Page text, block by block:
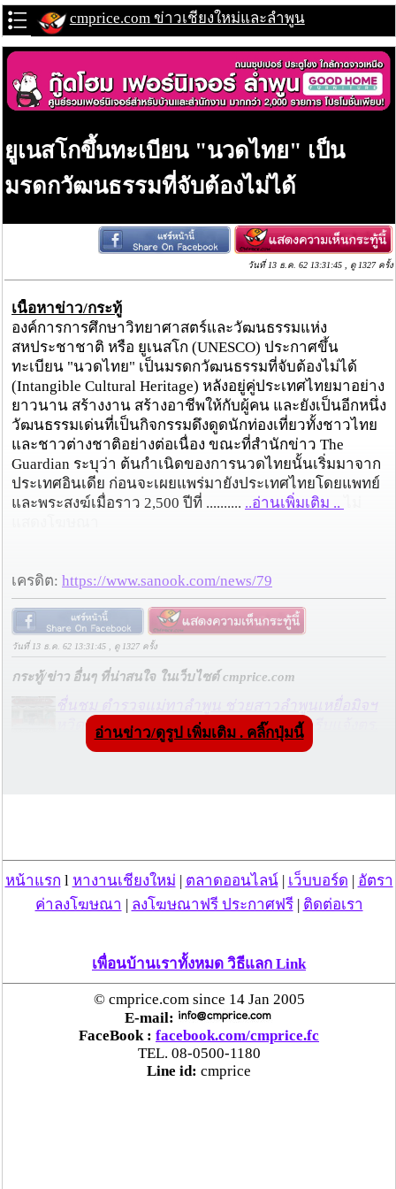
cmprice.com ข่าวเชียงใหม่และลำพูน
ยูเนสโกขึ้นทะเบียน "นวดไทย" เป็น
มรดกวัฒนธรรมที่จับต้องไม่ได้
วันที่ 13 ธ.ค. 62 13:31:45 , ดู 1327 ครั้ง
เนื้อหาข่าว/กระทู้
องค์การการศึกษาวิทยาศาสตร์และวัฒนธรรมแห่ง
สหประชาชาติ หรือ ยูเนสโก (UNESCO) ประกาศขึ้น
ทะเบียน "นวดไทย" เป็นมรดกวัฒนธรรมที่จับต้องไม่ได้
(Intangible Cultural Heritage) หลังอยู่คู่ประเทศไทยมาอย่าง
ยาวนาน สร้างงาน สร้างอาชีพให้กับผู้คน และยังเป็นอีกหนึ่ง
วัฒนธรรมเด่นที่เป็นกิจกรรมดึงดูดนักท่องเที่ยวทั้งชาวไทย
และชาวต่างชาติอย่างต่อเนื่อง ขณะที่สำนักข่าว The
Guardian ระบุว่า ต้นกำเนิดของการนวดไทยนั้นเริ่มมาจาก
ประเทศอินเดีย ก่อนจะเผยแพร่มายังประเทศไทยโดยแพทย์
และพระสงฆ์เมื่อราว 2,500 ปีที่ .......... ..อ่านเพิ่มเติม ..
เครดิต: https://www.sanook.com/news/79
วันที่ 13 ธ.ค. 62 13:31:45 , ดู 1327 ครั้ง
กระทู้/ข่าว อื่นๆ ที่น่าสนใจ ในเว็บไซต์ cmprice.com
ชื่นชม ตำรวจแม่ทาลำพูน ช่วยสาวลำพูนเหยื่อมิจฯ
หวิดสูญเงินเกือบสองแสน โชคดีรู้ตัวเร็ว! รีบแจ้งตร.
ประสาน สตช.สายด่วน 1441 อายัดบัญชี-ตามเงินได้
แม่สะเรียง ลุยตรวจ “สกุชชี่“ ของเล่นอันตราย พบไร้
“ลาว” ส่ง “24 คนไทย” กลับประเทศผ่านด่าน
เชียงของ เพื่อดำเนินการตามกฎหมาย พบส่วนใหญ่มี
เอี่ยวแก๊งคอลเซ็นเตอร์
“ตรีนุช” เปิดตัวระบบ “e-WorkPermit” ลงทะเบียน
อ่านข่าว/ดูรูป เพิ่มเติม . คลิ๊กปุ่มนี้
หน้าแรก l หางานเชียงใหม่ ตลาดออนไลน์| เว็บบอร์ด
อัตรา
ค่าลงโฆษณา
ลงโฆษณาฟรี ประกาศฟรี| ติดต่อเรา
เพื่อนบ้านเราทั้งหมด วิธีแลก Link
© cmprice.com since 14 Jan 2005
E-mail:
FaceBook : facebook.com/cmprice.fc
TEL. 08-0500-1180
Line id: cmprice